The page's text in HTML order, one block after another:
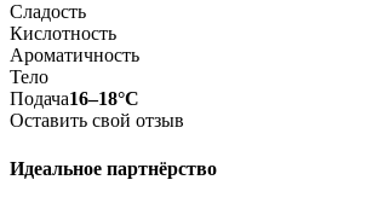
Сладость
Кислотность
Ароматичность
Тело
Подача16–18°С
Оставить свой отзыв
Идеальное партнёрство